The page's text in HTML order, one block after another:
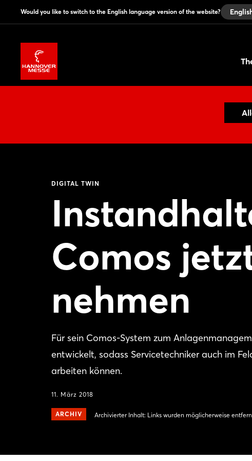
Would you like to switch to the English language version of the website?
DIGITAL TWIN
Comos
nehmen
Für sein Comos-System zum
entwickelt, sodass Servicetechniker auch im
arbeiten können.
11. März 2018
ARCHIV Archivierter Inhalt: Links wurden möglicherweise